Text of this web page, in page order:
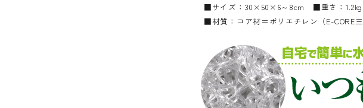
■サイズ：30×50×6～8cm ■重さ：
■材質：コア材＝ポリエチレン（E-CORE